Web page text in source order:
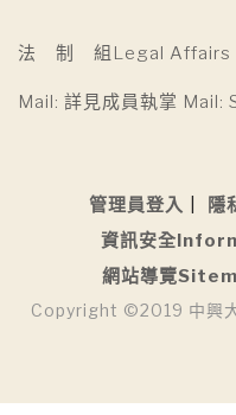
法 制 組Legal Affairs
Mail: 詳見成員執掌 Mail:
管理員登入
隱
資訊安全
網站導覽
Copyright ©2019 中興